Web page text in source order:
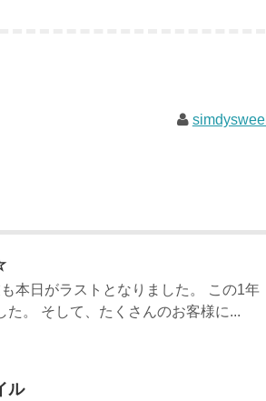
simdysweel
本日がラストとなりました。 この1年
た。 そして、たくさんのお客様に...
ル